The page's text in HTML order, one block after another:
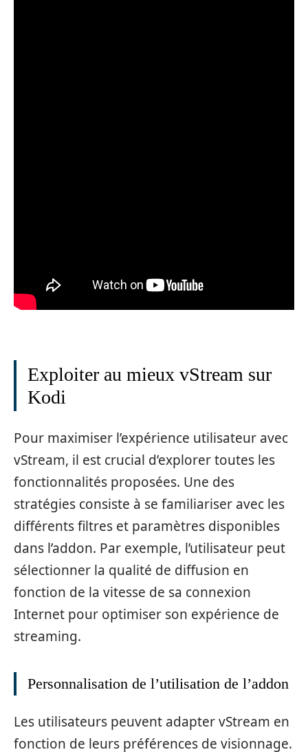
Exploiter au mieux vStream sur
Kodi
Pour maximiser l’expérience utilisateur avec
vStream, il est crucial d’explorer toutes les
fonctionnalités proposées. Une des
stratégies consiste à se familiariser avec les
différents filtres et paramètres disponibles
dans l’addon. Par exemple, l’utilisateur peut
sélectionner la qualité de diffusion en
fonction de la vitesse de sa connexion
Internet pour optimiser son expérience de
streaming.
Personnalisation de l’utilisation de l’addon
Les utilisateurs peuvent adapter vStream en
fonction de leurs préférences de visionnage.